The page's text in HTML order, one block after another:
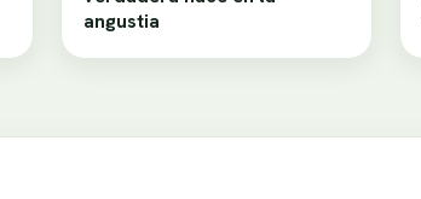
angustia